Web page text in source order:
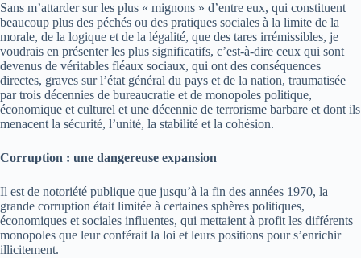
Sans m’attarder sur les plus « mignons » d’entre eux, qui constituent
beaucoup plus des péchés ou des pratiques sociales à la limite de la
morale, de la logique et de la légalité, que des tares irrémissibles, je
voudrais en présenter les plus significatifs, c’est-à-dire ceux qui sont
devenus de véritables fléaux sociaux, qui ont des conséquences
directes, graves sur l’état général du pays et de la nation, traumatisée
par trois décennies de bureaucratie et de monopoles politique,
économique et culturel et une décennie de terrorisme barbare et dont ils
menacent la sécurité, l’unité, la stabilité et la cohésion.
Corruption : une dangereuse expansion
Il est de notoriété publique que jusqu’à la fin des années 1970, la
grande corruption était limitée à certaines sphères politiques,
économiques et sociales influentes, qui mettaient à profit les différents
monopoles que leur conférait la loi et leurs positions pour s’enrichir
illicitement.